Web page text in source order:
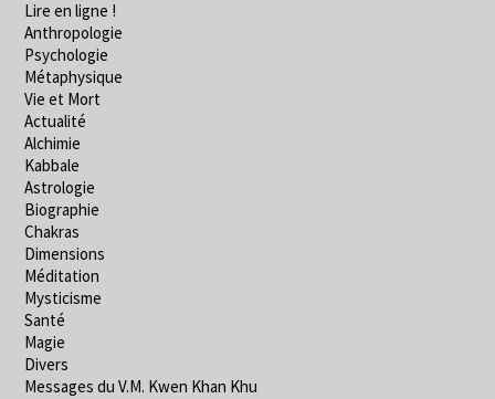
Lire en ligne !
Anthropologie
Psychologie
Métaphysique
Vie et Mort
Actualité
Alchimie
Kabbale
Astrologie
Biographie
Chakras
Dimensions
Méditation
Mysticisme
Santé
Magie
Divers
Messages du V.M. Kwen Khan Khu